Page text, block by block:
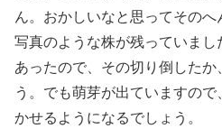
ん。おかしいなと思ってその
写真のような株が残っていま
あったので、その切り倒したか
う。でも萌芽が出ていますの
かせるようになるでしょう。